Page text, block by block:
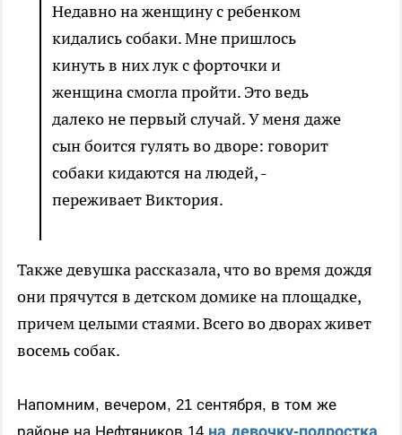
Недавно на женщину с ребенком
кидались собаки. Мне пришлось
кинуть в них лук с форточки и
женщина смогла пройти. Это ведь
далеко не первый случай. У меня даже
сын боится гулять во дворе: говорит
собаки кидаются на людей, -
переживает Виктория.
Также девушка рассказала, что во время дождя
они прячутся в детском домике на площадке,
причем целыми стаями. Всего во дворах живет
восемь собак.
Напомним, вечером, 21 сентября, в том же
на девочку-подростка